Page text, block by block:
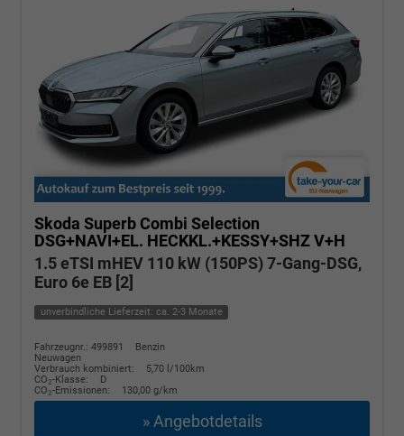
Skoda Superb Combi Selection
DSG+NAVI+EL. HECKKL.+KESSY+SHZ V+H
1.5 eTSI mHEV 110 kW (150PS) 7-Gang-DSG,
Euro 6e EB [2]
unverbindliche Lieferzeit: ca. 2-3 Monate
Fahrzeugnr.: 499891
Benzin
Neuwagen
Verbrauch kombiniert:
5,70 l/100km
CO2-Klasse:
D
CO2-Emissionen: 130,00 g/km
» Angebotdetails